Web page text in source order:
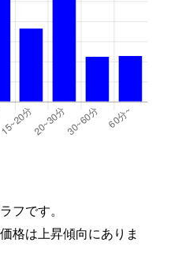
フです。
格は上昇傾向にありま